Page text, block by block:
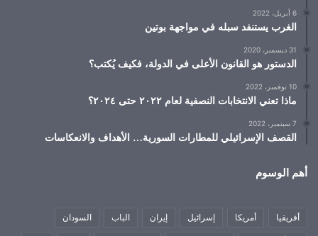
6 أبريل، 2022
الغرب يستنفد سبله في مواجهة بوتين
31 ديسمبر، 2020
الدستور هو القانون الأعلى في الدولة، فكيف يُكتب؟
10 نوفمبر، 2022
ماذا تعني الانتخابات النصفية لعام ٢٠٢٢ حتى ٢٠٢٤؟
7 سبتمبر، 2022
القصف الإسرائيلي للمطارات السورية… الأهداف والانعكاسات
أهم الوسوم
أفريقيا أمريكا إسرائيل إيران الباب السودان